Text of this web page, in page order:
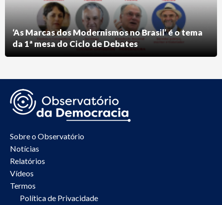
‘As Marcas dos Modernismos no Brasil’ é o tema
da 1ª mesa do Ciclo de Debates
Sobre o Observatório
Notícias
Relatórios
Vídeos
Termos
Política de Privacidade